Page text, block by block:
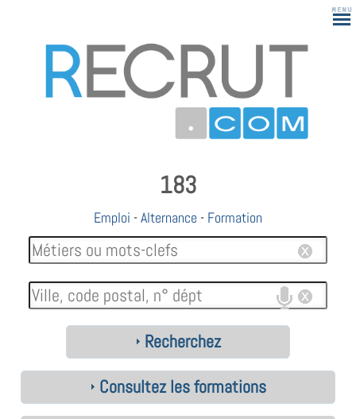
183
Emploi -Alternance - Formation
Recherchez
Consultez les formations